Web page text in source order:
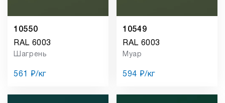
10550
RAL 6003
Шагрень
561 ₽/кг
10549
RAL 6003
Муар
594 ₽/кг